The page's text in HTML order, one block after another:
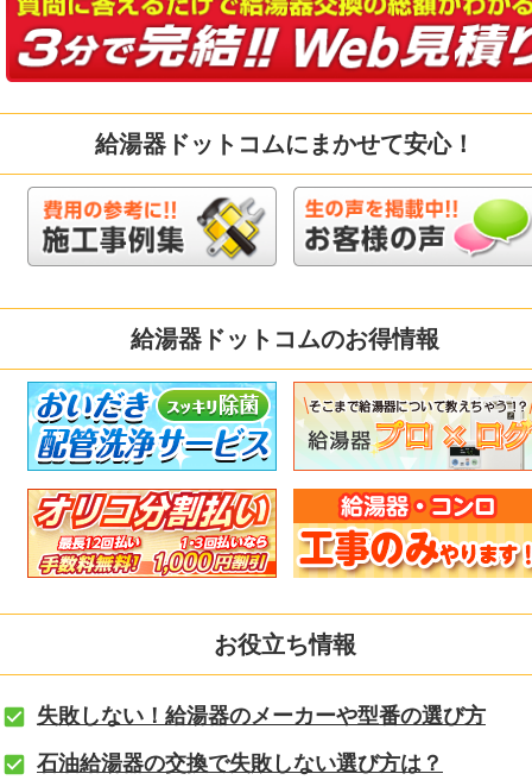
給湯器ドットコムにまかせて安心！
給湯器ドットコムのお得情報
お役立ち情報
失敗しない！給湯器のメーカーや型番の選び方
石油給湯器の交換で失敗しない選び方は？